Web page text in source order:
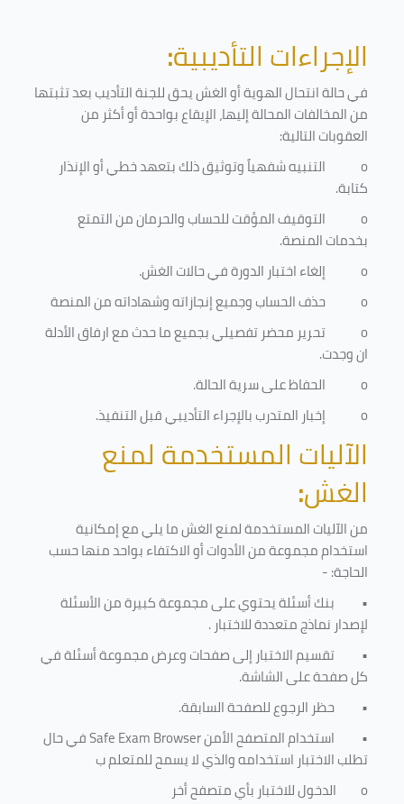
الإجراءات التأديبية:
في حالة انتحال الهوية أو الغش يحق للجنة التأديب بعد تثبتها
من المخالفات المحالة إليها، الإيقاع بواحدة أو أكثر من
العقوبات التالية:
o
التنبيه شفهياً وتوثيق ذلك بتعهد خطي أو الإنذار
كتابة.
o
التوقيف المؤقت للحساب والحرمان من التمتع
بخدمات المنصة.
o
إلغاء اختبار الدورة في حالات الغش.
o
حذف الحساب وجميع إنجازاته وشهاداته من المنصة
o
تحرير محضر تفصيلي بجميع ما حدث مع ارفاق الأدلة
ان وجدت.
o
الحفاظ على سرية الحالة.
o
إخبار المتدرب بالإجراء التأديبي قبل التنفيذ.
الآليات المستخدمة لمنع
الغش:
من الآليات المستخدمة لمنع الغش ما يلي مع إمكانية
استخدام مجموعة من الأدوات أو الاكتفاء بواحد منها حسب
الحاجة: -
• بنك أسئلة يحتوي على مجموعة كبيرة من الأسئلة
لإصدار نماذج متعددة للاختبار.
• تقسيم الاختبار إلى صفحات وعرض مجموعة أسئلة في
كل صفحة على الشاشة.
• حظر الرجوع للصفحة السابقة.
• استخدام المتصفح الأمنSafe Exam Browserفي حال
تطلب الاختبار استخدامه والذي لا يسمح للمتعلم ب
o
الدخول للاختبار بأي متصفح أخر